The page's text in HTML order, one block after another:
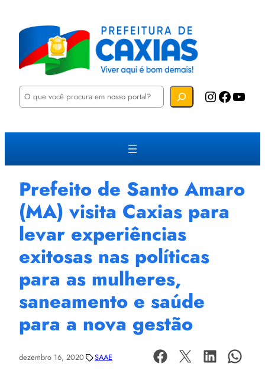
P
u
a
Instagram Facebook YouTube
Prefeito de Santo Amaro
(MA) visita Caxias para
levar experiências
exitosas nas políticas
para as mulheres,
saneamento e saúde
para a nova gestão
dezembro 16, 2020 SAAE